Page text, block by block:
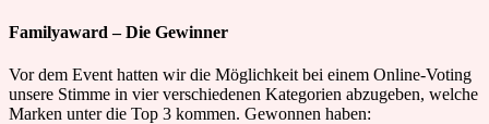
Familyaward – Die Gewinner
Vor dem Event hatten wir die Möglichkeit bei einem Online-Voting
unsere Stimme in vier verschiedenen Kategorien abzugeben, welche
Marken unter die Top 3 kommen. Gewonnen haben: